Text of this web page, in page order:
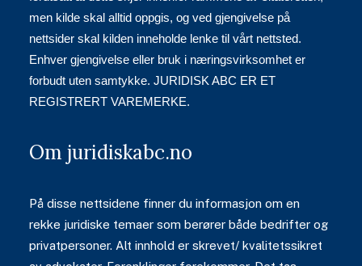
men kilde skal alltid oppgis, og ved gjengivelse på
nettsider skal kilden inneholde lenke til vårt nettsted.
Enhver gjengivelse eller bruk i næringsvirksomhet er
forbudt uten samtykke. JURIDISK ABC ER ET
REGISTRERT VAREMERKE.
Om juridiskabc.no
På disse nettsidene finner du informasjon om en
rekke juridiske temaer som berører både bedrifter og
privatpersoner. Alt innhold er skrevet/ kvalitetssikret